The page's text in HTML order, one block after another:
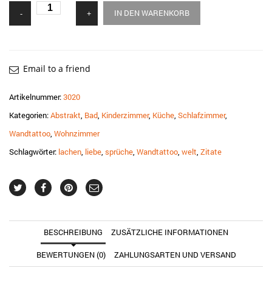
-
Wandtattoo
"Lächle
sich"
Zitat
+ IN DEN WARENKORB
Email to a friend
Artikelnummer:3020
Kategorien:Abstrakt, Bad, Kinderzimmer, Küche, Schlafzimmer,
Wandtattoo, Wohnzimmer
Schlagwörter: lachen, liebe, sprüche, Wandtattoo, welt, Zitate
BESCHREIBUNG ZUSÄTZLICHE INFORMATIONEN
BEWERTUNGEN (0) ZAHLUNGSARTEN UND VERSAND